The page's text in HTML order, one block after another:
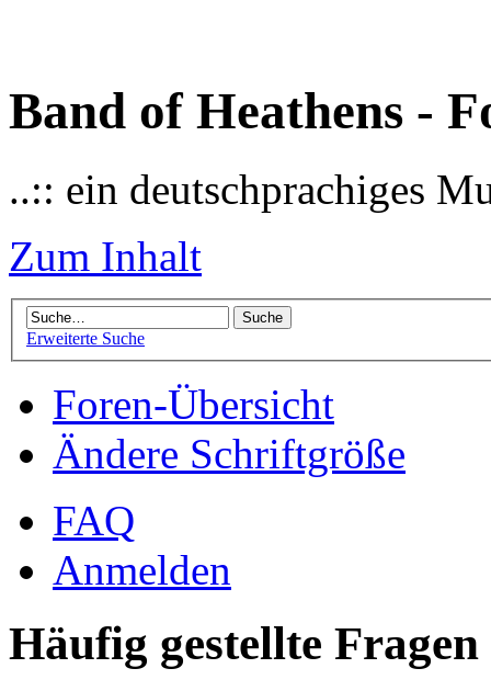
Band of Heathens -
..:: ein deutschprachiges
Zum Inhalt
Erweiterte Suche
Foren-Übersicht
Ändere Schriftgröße
FAQ
Anmelden
Häufig gestellte Fragen